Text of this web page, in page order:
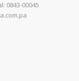
0843-00045